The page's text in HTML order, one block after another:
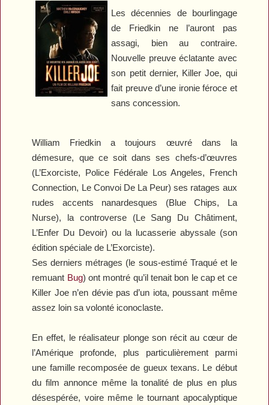
Les décennies de bourlingage
de Friedkin ne l’auront pas
assagi, bien au contraire.
Nouvelle preuve éclatante avec
son petit dernier, Killer Joe, qui
fait preuve d’une ironie féroce et
sans concession.
William Friedkin a toujours œuvré dans la
démesure, que ce soit dans ses chefs-d’œuvres
(L’Exorciste, Police Fédérale Los Angeles, French
Connection, Le Convoi De La Peur) ses ratages aux
rudes accents nanardesques (Blue Chips, La
Nurse), la controverse (Le Sang Du Châtiment,
L’Enfer Du Devoir) ou la lucasserie abyssale (son
édition spéciale de L’Exorciste).
Ses derniers métrages (le sous-estimé Traquéet le
remuant Bug) ont montré qu’il tenait bon le cap et ce
Killer Joen’en dévie pas d’un iota, poussant même
assez loin sa volonté iconoclaste.
En effet, le réalisateur plonge son récit au cœur de
l’Amérique profonde, plus particulièrement parmi
une famille recomposée de gueux texans. Le début
du film annonce même la tonalité de plus en plus
désespérée, voire même le tournant apocalyptique